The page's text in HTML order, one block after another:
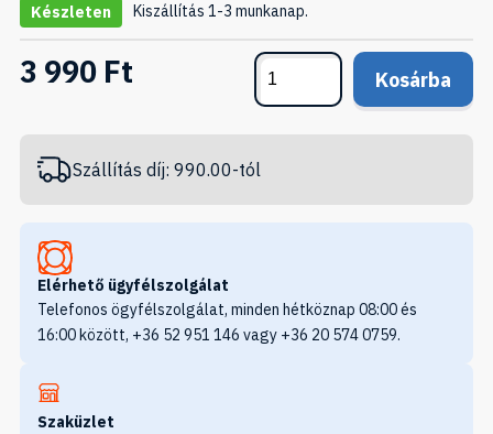
Készleten Kiszállítás 1-3 munkanap.
3 990 Ft Kosárba
Szállítás díj: 990.00-tól
Elérhető ügyfélszolgálat
Telefonos ögyfélszolgálat, minden hétköznap 08:00 és
16:00 között, +36 52 951 146 vagy +36 20 574 0759.
Szaküzlet